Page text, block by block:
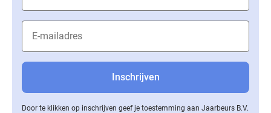
Door te klikken op inschrijven geef je toestemming aan Jaarbeurs B.V.